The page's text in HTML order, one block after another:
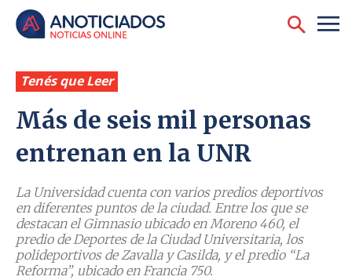
Tenés que Leer
Más de seis mil personas
entrenan en la UNR
La Universidad cuenta con varios predios deportivos
en diferentes puntos de la ciudad. Entre los que se
destacan el Gimnasio ubicado en Moreno 460, el
predio de Deportes de la Ciudad Universitaria, los
polideportivos de Zavalla y Casilda, y el predio “La
Reforma”, ubicado en Francia 750.